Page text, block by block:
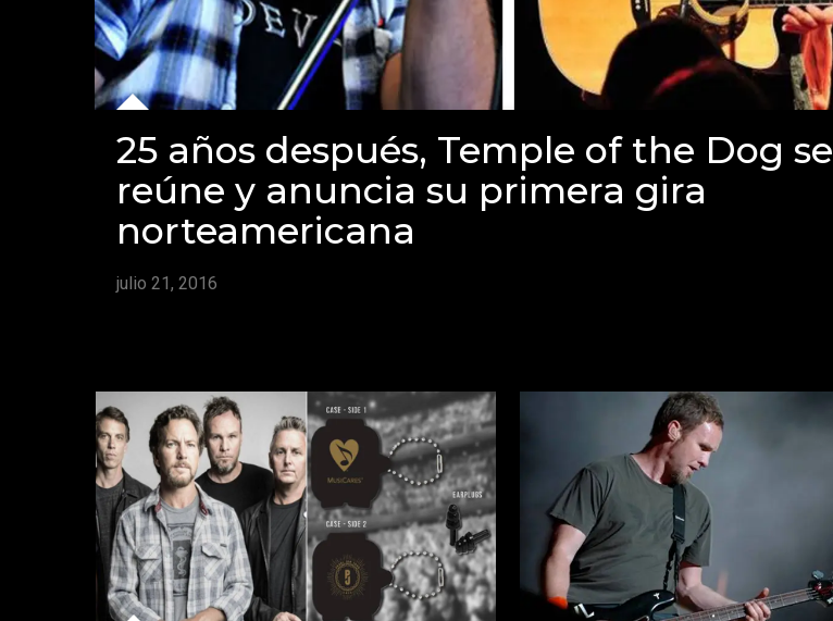
25 años después, Temple of the Dog se
reúne y anuncia su primera gira
norteamericana
julio 21, 2016